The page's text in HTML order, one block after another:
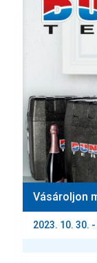
Vásároljon
2023. 10. 30.